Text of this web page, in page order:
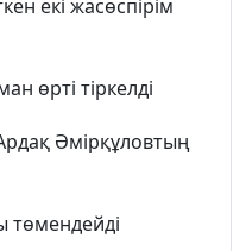
екі жасөспірім
өрті тіркелді
Әмірқұловтың
төмендейді